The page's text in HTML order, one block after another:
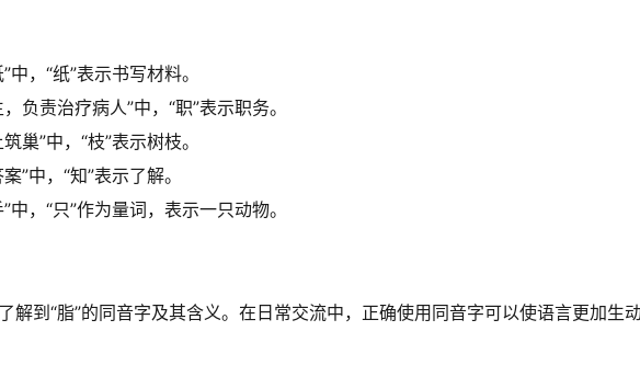
，“纸”表示书写材料。
负责治疗病人”中，“职”表示职务。
巢”中，“枝”表示树枝。
”中，“知”表示了解。
中，“只”作为量词，表示一只动物。
到“脂”的同音字及其含义。在日常交流中，正确使用同音字可以使语言更加生